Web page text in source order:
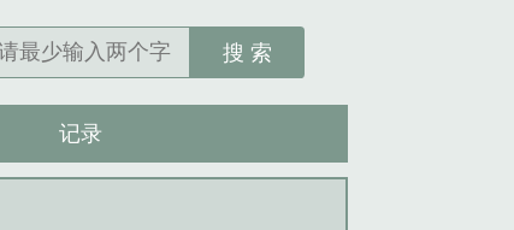
搜 索
记录